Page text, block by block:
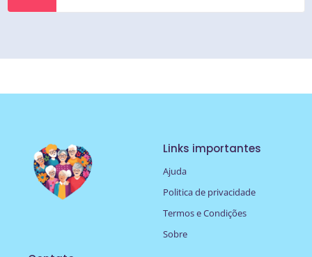
Links importantes
Ajuda
Politica de privacidade
Termos e Condições
Sobre